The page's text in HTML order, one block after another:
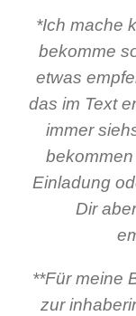
*Ich mache
bekomme
etwas
das im Text
immer
Einladung
Dir
**Für meine
zur